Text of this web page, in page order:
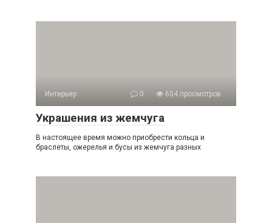
Интерьер 0 654 просмотров
Украшения из жемчуга
В настоящее время можно приобрести кольца и
браслеты, ожерелья и бусы из жемчуга разных